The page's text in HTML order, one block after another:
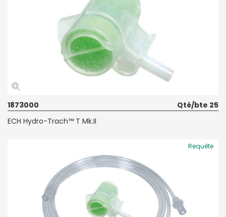
1873000
Qté/bte 25
ECH Hydro-Trach™ T Mk.II
Requête